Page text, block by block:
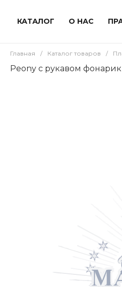
КАТАЛОГ О НАС
Главная / Каталог товаров /
Peony с рукавом фонарик